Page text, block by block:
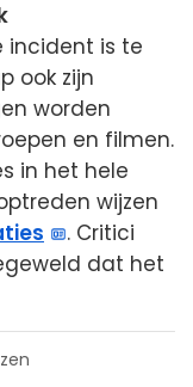
incident is te
ook zijn
worden
en filmen.
in het hele
wijzen
. Critici
dat het